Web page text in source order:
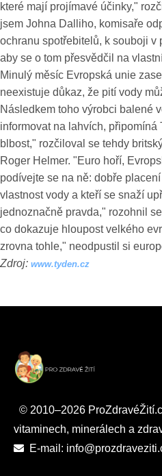
které mají projímavé účinky,"
jsem Johna Dalliho, komisaře
ochranu spotřebitelů, k souboji v
aby se o tom přesvědčil na
Minulý měsíc Evropská unie
neexistuje důkaz, že pití vody
Následkem toho výrobci balené
informovat na lahvích, připomíná
blbost," rozčiloval se tehdy
Roger Helmer. "Euro hoří,
podívejte se na ně: dobře
vlastnost vody a kteří se snaží
jednoznačně pravda," rozohnil
co dokazuje hloupost velkého
zrovna tohle," neodpustil si
Zdroj: www.tyden.cz
© 2010–2026
vitaminech, minerálech a
E-mail: